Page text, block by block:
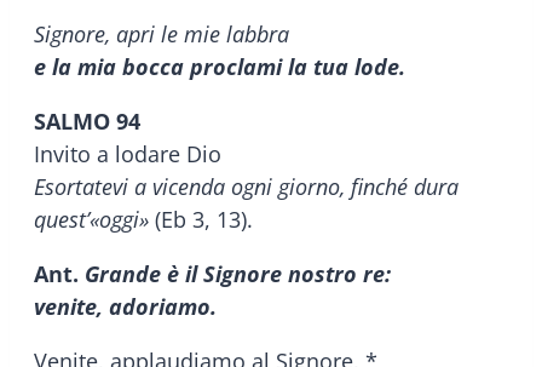
Signore, apri le mie labbra
e la mia bocca proclami la tua lode.
SALMO 94
Invito a lodare Dio
Esortatevi a vicenda ogni giorno, finché dura
quest’«oggi» (Eb 3, 13).
Ant. Grande è il Signore nostro re:
venite, adoriamo.
Venite, applaudiamo al Signore, *